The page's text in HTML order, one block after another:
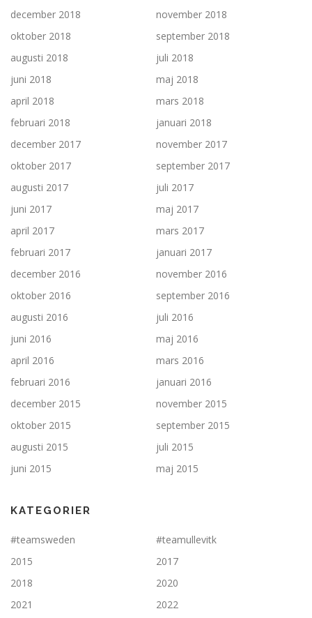
december 2018
november 2018
oktober 2018
september 2018
augusti 2018
juli 2018
juni 2018
maj 2018
april 2018
mars 2018
februari 2018
januari 2018
december 2017
november 2017
oktober 2017
september 2017
augusti 2017
juli 2017
juni 2017
maj 2017
april 2017
mars 2017
februari 2017
januari 2017
december 2016
november 2016
oktober 2016
september 2016
augusti 2016
juli 2016
juni 2016
maj 2016
april 2016
mars 2016
februari 2016
januari 2016
december 2015
november 2015
oktober 2015
september 2015
augusti 2015
juli 2015
juni 2015
maj 2015
KATEGORIER
#teamsweden
#teamullevitk
2015
2017
2018
2020
2021
2022